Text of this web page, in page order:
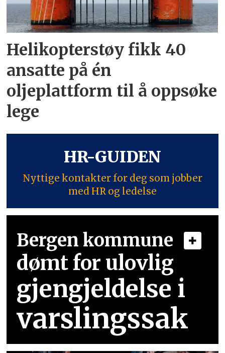
Helikopterstøy fikk 40
ansatte på én
oljeplattform til å oppsøke
lege
HR-GUIDEN
Nyttige kontakter for deg som jobber
med HR og ledelse
Bergen kommune
dømt for ulovlig
gjengjeldelse i
varslingssak